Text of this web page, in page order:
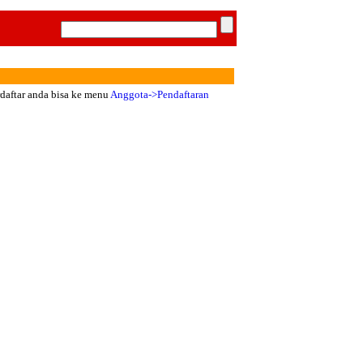
anda bisa ke menuAnggota->Pendaftaran